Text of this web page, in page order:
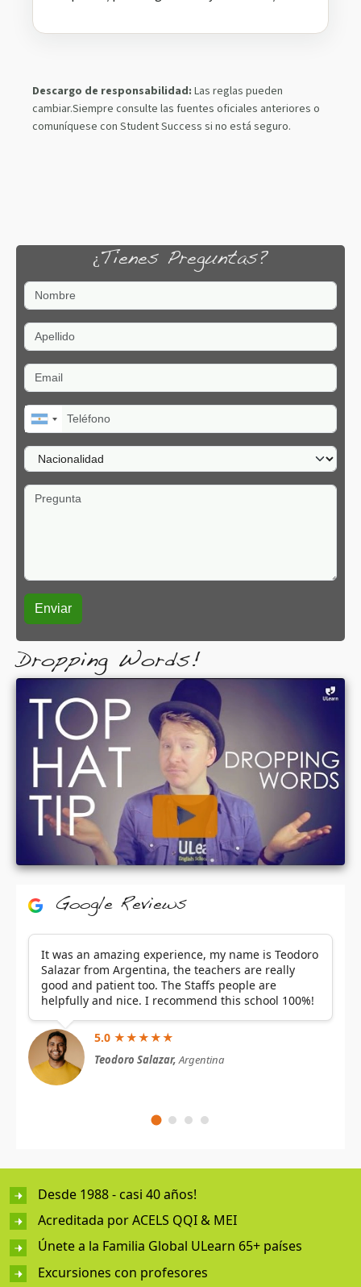
Descargo de responsabilidad: Las reglas pueden
cambiar.Siempre consulte las fuentes oficiales anteriores o
comuníquese con Student Success si no está seguro.
¿Tienes Preguntas?
Nombre
Apellido
Email
Teléfono
Nacionalidad
Pregunta
Dropping Words!
Google Reviews
It was an amazing experience, my name is Teodoro
Salazar from Argentina, the teachers are really
good and patient too. The Staffs people are
helpfully and nice. I recommend this school 100%!
5.0 ★★★★★
Teodoro Salazar,Argentina
Desde 1988 - casi 40 años!
Acreditada por ACELS QQI & MEI
Únete a la Familia Global ULearn 65+ países
Excursiones con profesores